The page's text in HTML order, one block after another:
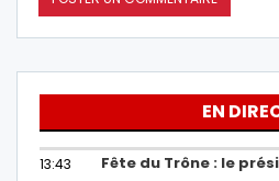
EN
13:43
Fête du Trône : le